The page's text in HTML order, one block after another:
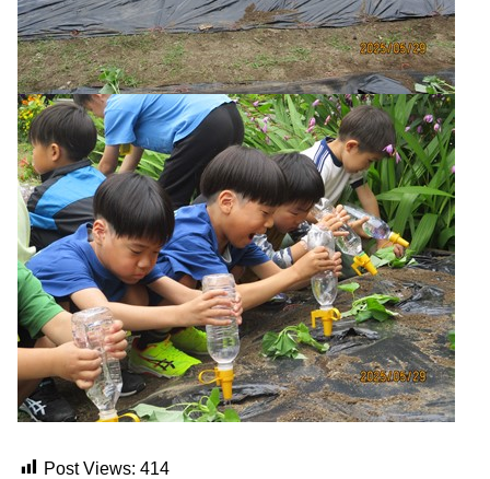
Post Views: 414